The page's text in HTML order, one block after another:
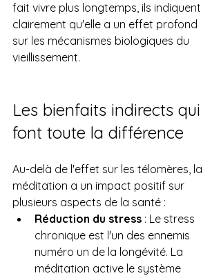
fait vivre plus longtemps, ils indiquent
clairement qu'elle a un effet profond
sur les mécanismes biologiques du
vieillissement.
Les bienfaits indirects qui
font toute la différence
Au-delà de l'effet sur les télomères, la
méditation a un impact positif sur
plusieurs aspects de la santé :
Réduction du stress : Le stress
chronique est l'un des ennemis
numéro un de la longévité. La
méditation active le système